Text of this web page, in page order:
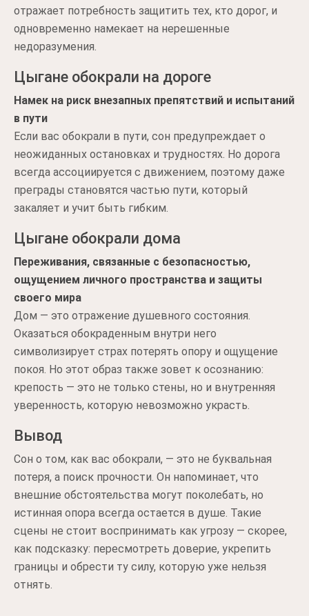
отражает потребность защитить тех, кто дорог, и
одновременно намекает на нерешенные
недоразумения.
Цыгане обокрали на дороге
Намек на риск внезапных препятствий и испытаний
в пути
Если вас обокрали в пути, сон предупреждает о
неожиданных остановках и трудностях. Но дорога
всегда ассоциируется с движением, поэтому даже
преграды становятся частью пути, который
закаляет и учит быть гибким.
Цыгане обокрали дома
Переживания, связанные с безопасностью,
ощущением личного пространства и защиты
своего мира
Дом — это отражение душевного состояния.
Оказаться обокраденным внутри него
символизирует страх потерять опору и ощущение
покоя. Но этот образ также зовет к осознанию:
крепость — это не только стены, но и внутренняя
уверенность, которую невозможно украсть.
Вывод
Сон о том, как вас обокрали, — это не буквальная
потеря, а поиск прочности. Он напоминает, что
внешние обстоятельства могут поколебать, но
истинная опора всегда остается в душе. Такие
сцены не стоит воспринимать как угрозу — скорее,
как подсказку: пересмотреть доверие, укрепить
границы и обрести ту силу, которую уже нельзя
отнять.